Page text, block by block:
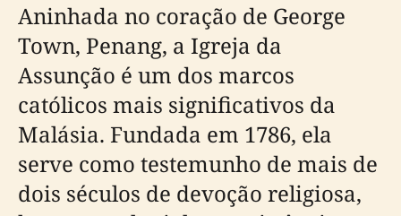
Aninhada no coração de George
Town, Penang, a Igreja da
Assunção é um dos marcos
católicos mais significativos da
Malásia. Fundada em 1786, ela
serve como testemunho de mais de
dois séculos de devoção religiosa,